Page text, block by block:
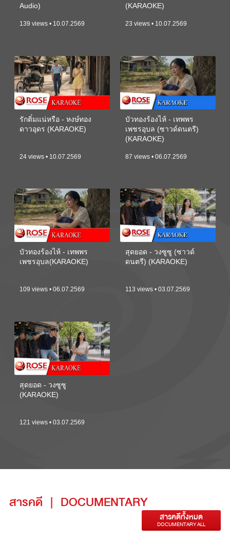
Audio)
139 views • 10.07.2569
(KARAOKE)
23 views • 10.07.2569
รักติ๋มแน่หรือ - หงษ์ทอง
ดาวอุดร (KARAOKE)
24 views • 10.07.2569
บัวทองร้องไห้ - เทพพร
เพชรอุบล (ซาวด์ดนตรี)
(KARAOKE)
87 views • 06.07.2569
บัวทองร้องไห้ - เทพพร
เพชรอุบล(KARAOKE)
109 views • 06.07.2569
สุดยอด - วงซูซู (ซาวด์
ดนตรี) (KARAOKE)
113 views • 03.07.2569
สุดยอด - วงซูซู
(KARAOKE)
121 views • 03.07.2569
สารคดี | DOCUMENTARY
สารคดีทั้งหมด
DOCUMENTARY ALL